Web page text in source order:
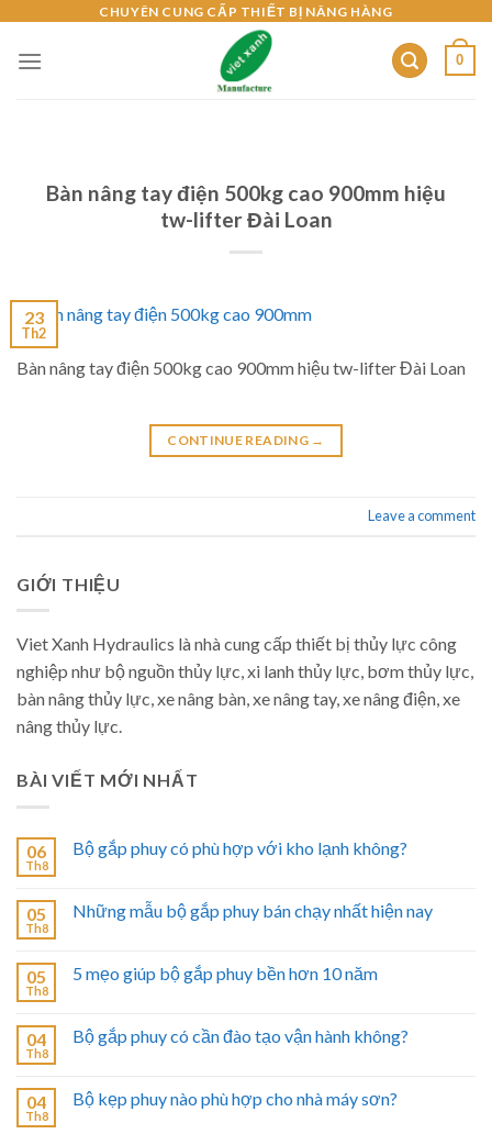
content
CHUYÊN CUNG CẤP THIẾT BỊ NÂNG HÀNG
0
Bàn nâng tay điện 500kg cao 900mm hiệu
tw-lifter Đài Loan
23
Th2
Bàn nâng tay điện 500kg cao 900mm hiệu tw-lifter Đài Loan
CONTINUE READING →
Leave a comment
GIỚI THIỆU
Viet Xanh Hydraulics là nhà cung cấp thiết bị thủy lực công
nghiệp như bộ nguồn thủy lực, xi lanh thủy lực, bơm thủy lực,
bàn nâng thủy lực, xe nâng bàn, xe nâng tay, xe nâng điện, xe
nâng thủy lực.
BÀI VIẾT MỚI NHẤT
06
Th8
Bộ gắp phuy có phù hợp với kho lạnh không?
05
Th8
Những mẫu bộ gắp phuy bán chạy nhất hiện nay
05
Th8
5 mẹo giúp bộ gắp phuy bền hơn 10 năm
04
Th8
Bộ gắp phuy có cần đào tạo vận hành không?
04
Th8
Bộ kẹp phuy nào phù hợp cho nhà máy sơn?